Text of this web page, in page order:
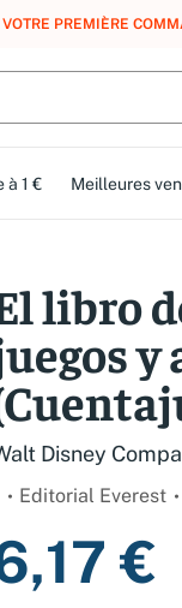
GRATUITEMENT
à 1 € Meilleures
libro
y
Disney
Editorial Everest
€